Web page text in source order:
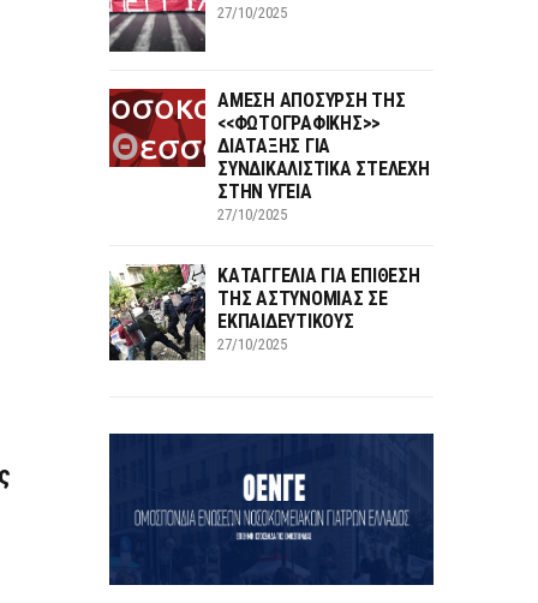
27/10/2025
ΑΜΕΣΗ ΑΠΟΣΥΡΣΗ ΤΗΣ
<<ΦΩΤΟΓΡΑΦΙΚΗΣ>>
ΔΙΑΤΑΞΗΣ ΓΙΑ
ΣΥΝΔΙΚΑΛΙΣΤΙΚΑ ΣΤΕΛΕΧΗ
ΣΤΗΝ ΥΓΕΙΑ
27/10/2025
ΚΑΤΑΓΓΕΛΙΑ ΓΙΑ ΕΠΙΘΕΣΗ
ΤΗΣ ΑΣΤΥΝΟΜΙΑΣ ΣΕ
ΕΚΠΑΙΔΕΥΤΙΚΟΥΣ
27/10/2025